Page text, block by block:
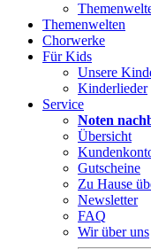
Themenwelten
Chorwerke
Für Kids
Unsere
Kinderlieder
Service
Noten
Übersicht
Gutscheine
Zu Hause
Newsletter
FAQ
Wir über uns